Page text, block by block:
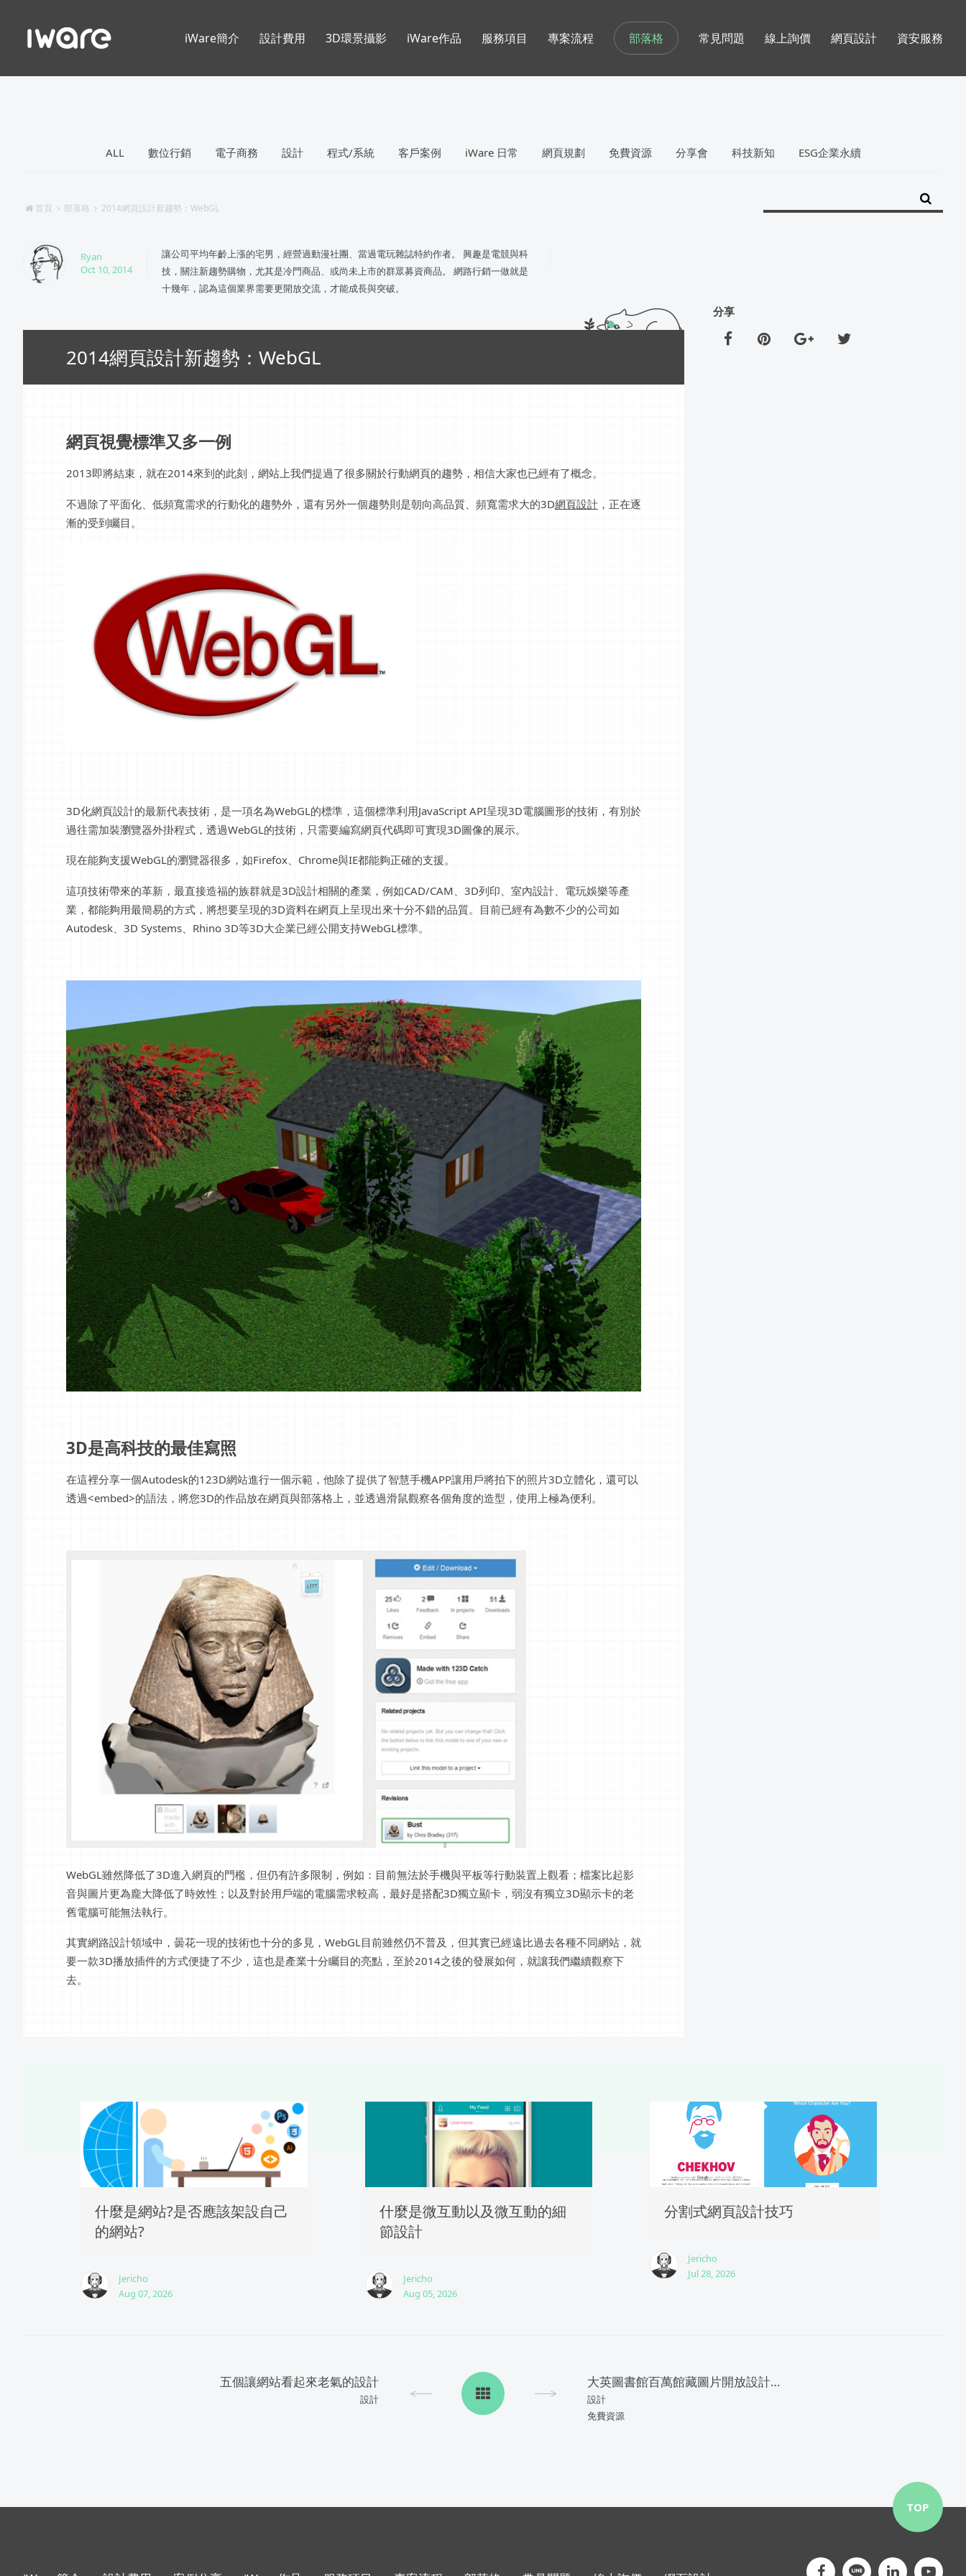
部落格
ALL 數位行銷 電子商務 設計 程式/系統 客戶案例 iWare 日常 網頁規劃 免費資源 分享會 科技新知 ESG企業永續
首頁 部落格 2014網頁設計新趨勢：WebGL
Ryan
Oct 10, 2014
讓公司平均年齡上漲的宅男，經營過動漫社團、當過電玩雜誌特約作者。 興趣是電競與科
技，關注新趨勢購物，尤其是冷門商品、或尚未上市的群眾募資商品。 網路行銷一做就是
十幾年，認為這個業界需要更開放交流，才能成長與突破。
2014網頁設計新趨勢：WebGL
網頁視覺標準又多一例
2013即將結束，就在2014來到的此刻，網站上我們提過了很多關於行動網頁的趨勢，相信大家也已經有了概念。
不過除了平面化、低頻寬需求的行動化的趨勢外，還有另外一個趨勢則是朝向高品質、頻寬需求大的3D網頁設計 ，正在逐
漸的受到矚目。
3D化網頁設計的最新代表技術，是一項名為WebGL的標準，這個標準利用JavaScript API呈現3D電腦圖形的技術，有別於
過往需加裝瀏覽器外掛程式，透過WebGL的技術，只需要編寫網頁代碼即可實現3D圖像的展示。
現在能夠支援WebGL的瀏覽器很多，如Firefox、Chrome與IE都能夠正確的支援。
這項技術帶來的革新，最直接造福的族群就是3D設計相關的產業，例如CAD/CAM、3D列印、室內設計、電玩娛樂等產
業，都能夠用最簡易的方式，將想要呈現的3D資料在網頁上呈現出來十分不錯的品質。目前已經有為數不少的公司如
Autodesk、3D Systems、Rhino 3D等3D大企業已經公開支持WebGL標準。
3D是高科技的最佳寫照
在這裡分享一個Autodesk的123D網站進行一個示範，他除了提供了智慧手機APP讓用戶將拍下的照片3D立體化，還可以
透過<embed>的語法，將您3D的作品放在網頁與部落格上，並透過滑鼠觀察各個角度的造型，使用上極為便利。
WebGL雖然降低了3D進入網頁的門檻，但仍有許多限制，例如：目前無法於手機與平板等行動裝置上觀看；檔案比起影
音與圖片更為龐大降低了時效性；以及對於用戶端的電腦需求較高，最好是搭配3D獨立顯卡，弱沒有獨立3D顯示卡的老
舊電腦可能無法執行。
其實網路設計領域中，曇花一現的技術也十分的多見，WebGL目前雖然仍不普及，但其實已經遠比過去各種不同網站，就
要一款3D播放插件的方式便捷了不少，這也是產業十分矚目的亮點，至於2014之後的發展如何，就讓我們繼續觀察下
去。
分享
什麼是網站?是否應該架設自己
的網站?
Jericho
Aug 07, 2026
什麼是微互動以及微互動的細
節設計
Jericho
Aug 05, 2026
分割式網頁設計技巧
Jericho
Jul 28, 2026
五個讓網站看起來老氣的設計
設計
大英圖書館百萬館藏圖片開放設計使用
設計
免費資源
TOP